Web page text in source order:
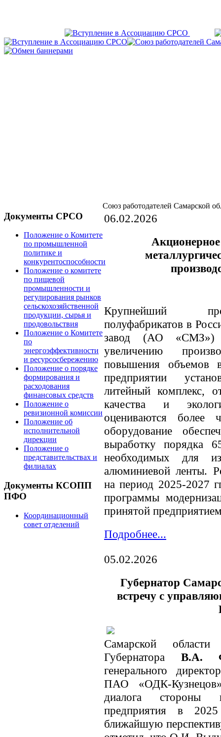
Документы СРСО
Положение о Комитете
по промышленной
политике и
конкурентоспособности
Положение о комитете
по пищевой
промышленности и
регулирования рынков
сельскохозяйственной
продукции, сырья и
продовольствия
Положение о Комитете
по
энергоэффективности
и ресурсосбережению
Положение о порядке
формирования и
расходования
финансовых средств
Положение о
ревизионной комиссии
Положение об
исполнительной
дирекции
Положение о
представительствах и
филиалах
Документы КСОПП
ПФО
Координационный
совет отделений
Союз работодателей Самарской
06.02.2026
Крупнейший
полуфабрикатов в
завод (АО «СМЗ»)
увеличению
повышения объемов
предприятии
литейный комплекс,
качества и
оцениваются
оборудование
выработку порядка
необходимых для
алюминиевой ленты.
на период 2025-2027
программы
принятой
Подробнее...
05.02.2026
Губернатор
встречу с
Самарской области
Губернатора В.А.
генерального
ПАО «ОДК-
диалога стороны
предприятия в
ближайшую